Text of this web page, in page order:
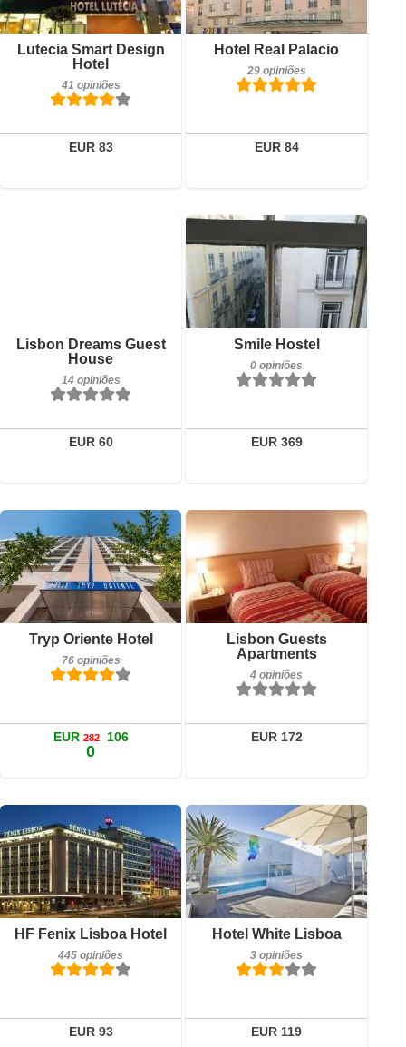
Lutecia Smart Design
Hotel
41 opiniões
EUR 83
Reservar
Hotel Real Palacio
29 opiniões
EUR 84
Reservar
Lisbon Dreams Guest
House
14 opiniões
EUR 60
Smile Hostel
0 opiniões
EUR 369
0 opiniões
Detalhes
Reservar
Tryp Oriente Hotel
76 opiniões
EUR282106
0
76 opiniões
Reservar
Lisbon Guests
Apartments
4 opiniões
EUR 172
Detalhes
Reservar
HF Fenix Lisboa Hotel
445 opiniões
EUR 93
445 opiniões
Reservar
Hotel White Lisboa
3 opiniões
EUR 119
3 opiniões
Detalhes
Reservar